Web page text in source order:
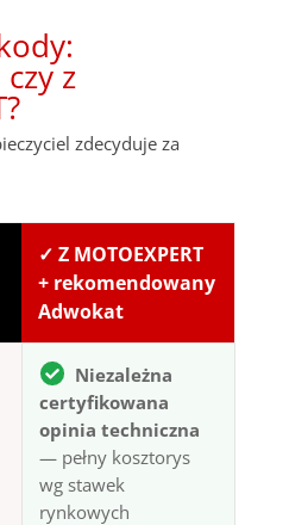
z
zdecyduje za
✓ Z MOTOEXPERT
+ rekomendowany
Adwokat
Niezależna
certyfikowana
opinia techniczna
— pełny kosztorys
wg stawek
rynkowych